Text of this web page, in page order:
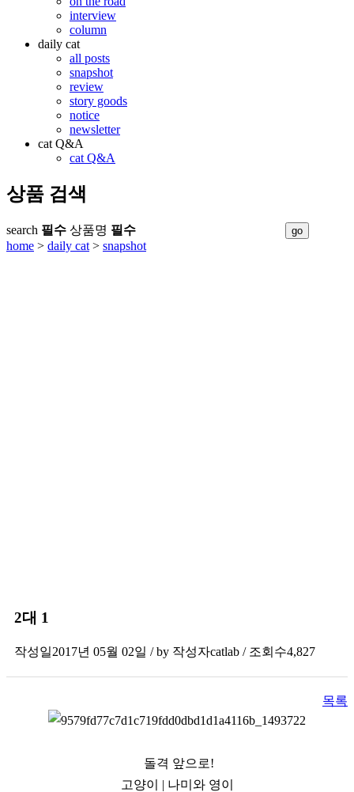
interview
column
daily cat
all posts
snapshot
review
story goods
notice
newsletter
cat Q&A
cat Q&A
상품 검색
search 필수 상품명 필수
home > daily cat > snapshot
2대 1
작성일2017년 05월 02일 / by 작성자catlab / 조회수4,827
목록
본문
돌격 앞으로!
고양이 | 나미와 영이